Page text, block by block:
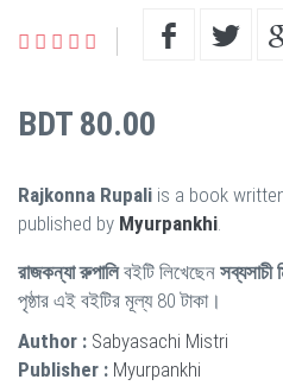
BDT 80.00
Rajkonna Rupali is a book
published by Myurpankhi
রাজকন্যা রুপালিবইটি লিখেছেন সব্যসাচী
পৃষ্ঠার এই বইটির মূল্য 80 টাকা।
Author : Sabyasachi Mistri
Publisher : Myurpankhi